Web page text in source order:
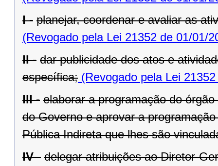
I - planejar, coordenar e avaliar as
(Revogado pela Lei 21352 de 01/01/
II - dar publicidade dos atos e
específica; (Revogado pela Lei
III - elaborar a programação do
do Governo e aprovar a
Pública Indireta que lhes são
IV - delegar atribuições ao Diretor-